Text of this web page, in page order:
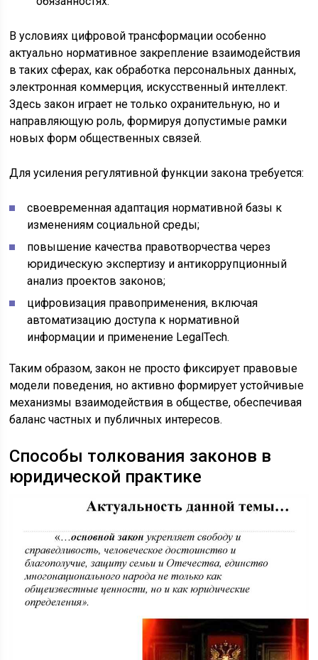
В условиях цифровой трансформации особенно
актуально нормативное закрепление взаимодействия
в таких сферах, как обработка персональных данных,
электронная коммерция, искусственный интеллект.
Здесь закон играет не только охранительную, но и
направляющую роль, формируя допустимые рамки
новых форм общественных связей.
Для усиления регулятивной функции закона требуется:
своевременная адаптация нормативной базы к
изменениям социальной среды;
повышение качества правотворчества через
юридическую экспертизу и антикоррупционный
анализ проектов законов;
цифровизация правоприменения, включая
автоматизацию доступа к нормативной
информации и применение LegalTech.
Таким образом, закон не просто фиксирует правовые
модели поведения, но активно формирует устойчивые
механизмы взаимодействия в обществе, обеспечивая
баланс частных и публичных интересов.
Способы толкования законов в
юридической практике